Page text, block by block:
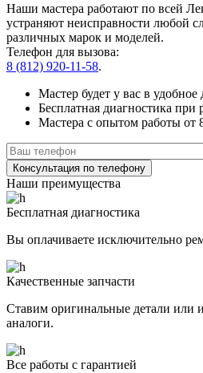
Наши мастера работают по всей
устраняют неисправности любой
различных марок и моделей.
Телефон для вызова:
8 (812) 920-11-58.
Мастер будет у вас в удобное
Бесплатная диагностика при
Мастера с опытом работы от
Наши преимущества
Бесплатная диагностика
Вы оплачиваете исключительно
Качественные запчасти
Ставим оригинальные детали или
аналоги.
Все работы с гарантией